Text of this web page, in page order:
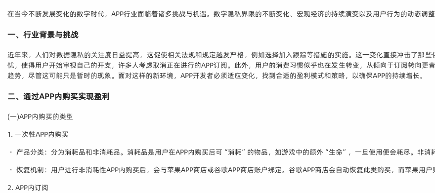
在当今不断发展变化的数字时代，APP行业面临着诸多挑战与机遇。数字隐私界限的不断变化、宏观经济的持续演变以及用户行为的动态调整
一、行业背景与挑战
近年来，人们对数据隐私的关注度日益提高，这促使相关法规和规定越发严格，例如选择加入跟踪等措施的实施。这一变化直接冲击了那
忧，使得用户开始审视自己的开支，许多人考虑取消正在进行的APP订阅。此外，用户的消费习惯似乎也在发生转变，从倾向于订阅转向
趋势，尽管这可能只是暂时的现象。面对这样的新环境，APP开发者必须适应变化，找到合适的盈利模式和策略，以确保APP的持续增长。
二、通过APP内购买实现盈利
(一)APP内购买的类型
1. 一次性APP内购买
・ 产品分类：分为消耗品和非消耗品。消耗品是用户在APP内购买后可“消耗”的物品，如游戏中的额外“生命”，一旦使用便会耗尽。非
・ 恢复机制：用户进行非消耗性APP内购买后，会与苹果APP商店或谷歌APP商店账户绑定。谷歌APP商店会自动恢复此类购买，而苹果用
2. APP内订阅